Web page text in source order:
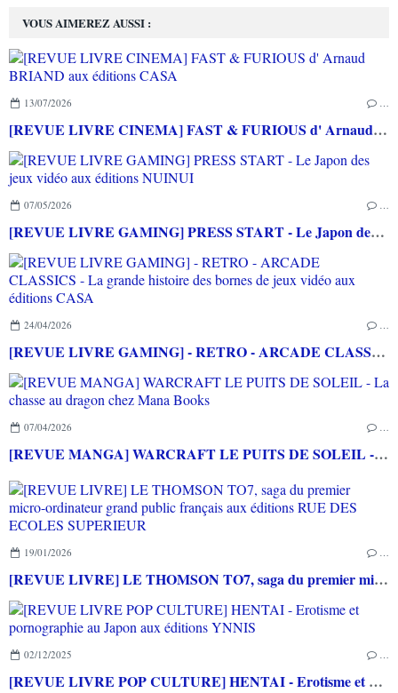
VOUS AIMEREZ AUSSI :
13/07/2026 …
[REVUE LIVRE CINEMA] FAST & FURIOUS d' Arnaud BRIAND aux éditions CASA
07/05/2026 …
[REVUE LIVRE GAMING] PRESS START - Le Japon des jeux vidéo aux éditions NUINUI
24/04/2026 …
[REVUE LIVRE GAMING] - RETRO - ARCADE CLASSICS - La grande histoire des bornes de jeux vidéo aux éditions CASA
07/04/2026 …
[REVUE MANGA] WARCRAFT LE PUITS DE SOLEIL - La chasse au dragon chez Mana Books
19/01/2026 …
[REVUE LIVRE] LE THOMSON TO7, saga du premier micro-ordinateur grand public français aux éditions RUE DES ECOLES SUPERIEUR
02/12/2025 …
[REVUE LIVRE POP CULTURE] HENTAI - Erotisme et pornographie au Japon aux éditions YNNIS